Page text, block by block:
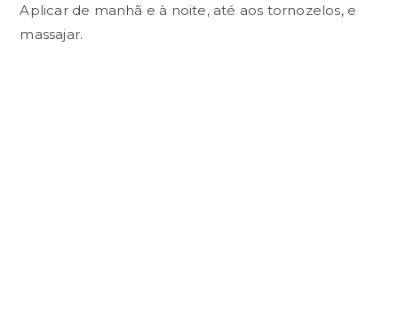
Aplicar de manhã e à noite, até aos tornozelos, e
massajar.